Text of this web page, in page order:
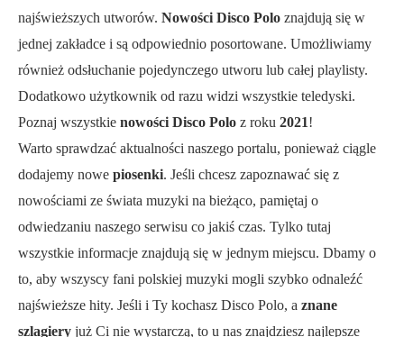
najświeższych utworów. Nowości Disco Polo znajdują się w
jednej zakładce i są odpowiednio posortowane. Umożliwiamy
również odsłuchanie pojedynczego utworu lub całej playlisty.
Dodatkowo użytkownik od razu widzi wszystkie teledyski.
Poznaj wszystkie nowości Disco Polo z roku 2021!
Warto sprawdzać aktualności naszego portalu, ponieważ ciągle
dodajemy nowe piosenki. Jeśli chcesz zapoznawać się z
nowościami ze świata muzyki na bieżąco, pamiętaj o
odwiedzaniu naszego serwisu co jakiś czas. Tylko tutaj
wszystkie informacje znajdują się w jednym miejscu. Dbamy o
to, aby wszyscy fani polskiej muzyki mogli szybko odnaleźć
najświeższe hity. Jeśli i Ty kochasz Disco Polo, a znane
szlagiery już Ci nie wystarczą, to u nas znajdziesz najlepsze